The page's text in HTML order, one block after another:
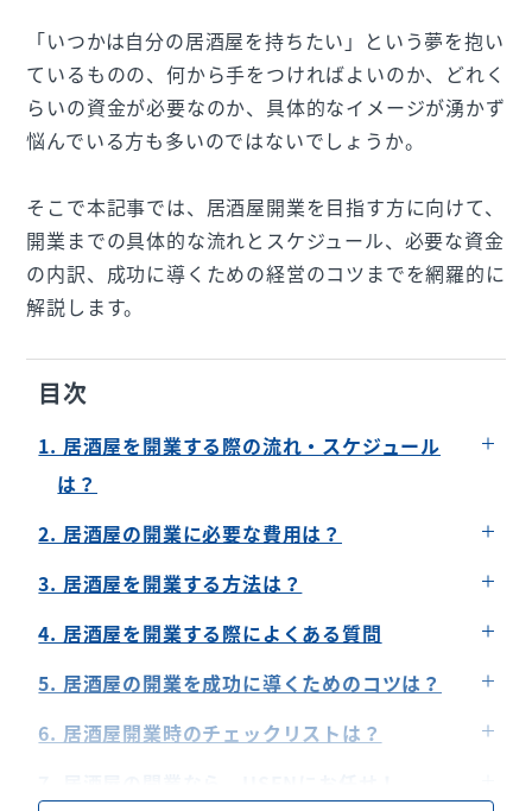
「いつかは自分の居酒屋を持ちたい」という夢を抱い
ているものの、何から手をつければよいのか、どれく
らいの資金が必要なのか、具体的なイメージが湧かず
悩んでいる方も多いのではないでしょうか。
そこで本記事では、居酒屋開業を目指す方に向けて、
開業までの具体的な流れとスケジュール、必要な資金
の内訳、成功に導くための経営のコツまでを網羅的に
解説します。
目次
1. 居酒屋を開業する際の流れ・スケジュール
は？
1. コンセプトを決める（1年～半年前）
4. 資金調達をする・融資を受ける（半年前）
5. 内外装工事を行う（3ヶ月前）
6. 機器・什器・備品の選定・設置を行う（3ヶ月
前）
2. 居酒屋の開業に必要な費用は？
物件取得費・テナント賃借費
運転資金
3. 居酒屋を開業する方法は？
個人で開業する
4. 居酒屋を開業する際によくある質問
赤字経営率・黒字経営率は？
5. 居酒屋の開業を成功に導くためのコツは？
1.自店舗のコンセプト・ターゲットを明確にし、
店舗の運営をする
6. 居酒屋開業時のチェックリストは？